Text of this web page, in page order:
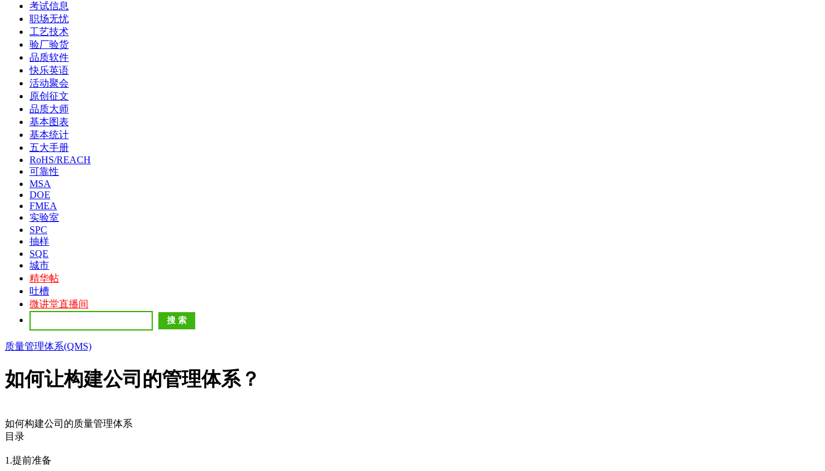
考试信息
职场无忧
工艺技术
验厂验货
品质软件
快乐英语
活动聚会
原创征文
品质大师
基本图表
基本统计
五大手册
RoHS/REACH
可靠性
MSA
DOE
FMEA
实验室
SPC
抽样
SQE
城市
精华帖
吐槽
微讲堂直播间
质量管理体系(QMS)
如何让构建公司的管理体系？
如何构建公司的质量管理体系
目录
1.提前准备